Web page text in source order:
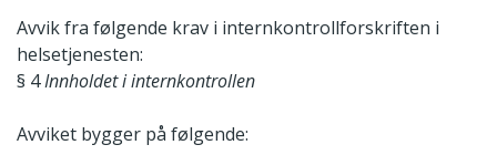
Avvik fra følgende krav i internkontrollforskriften i
helsetjenesten:
§ 4Innholdet i internkontrollen
Avviket bygger på følgende: